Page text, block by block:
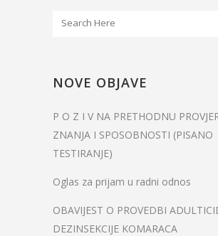
NOVE OBJAVE
P O Z I V NA PRETHODNU
ZNANJA I SPOSOBNOSTI (PISANO
TESTIRANJE)
Oglas za prijam u radni odnos
OBAVIJEST O PROVEDBI
DEZINSEKCIJE KOMARACA